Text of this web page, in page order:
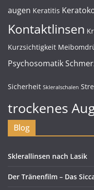
augen Keratitis
Kontaktlinsen
Kurzsichtigkeit
Psychosomatik
Sicherheit Skleralschalen
trockenes
Blog
Sklerallinsen nach Lasik
Der Tränenfilm – Das